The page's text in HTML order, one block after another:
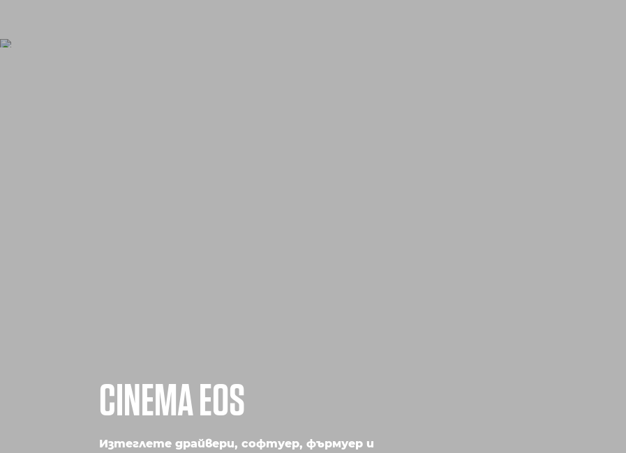
CINEMA EOS
Изтеглете драйвери, софтуер, фърмуер и